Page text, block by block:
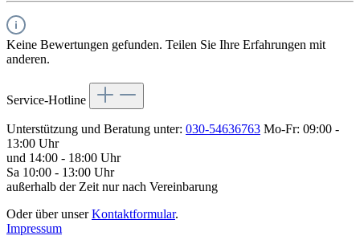
Keine Bewertungen gefunden. Teilen Sie Ihre Erfahrungen mit
anderen.
Service-Hotline
Unterstützung und Beratung unter: 030-54636763 Mo-Fr: 09:00 -
13:00 Uhr
und 14:00 - 18:00 Uhr
Sa 10:00 - 13:00 Uhr
außerhalb der Zeit nur nach Vereinbarung
Oder über unserKontaktformular.
Impressum